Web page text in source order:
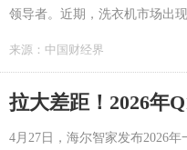
领导者。近期，洗衣机市场出
来源： 中国财经界
拉大差距！2026年
4月27日，海尔智家发布2026